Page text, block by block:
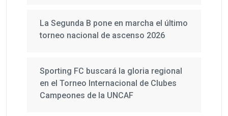
La Segunda B pone en marcha el último
torneo nacional de ascenso 2026
Sporting FC buscará la gloria regional
en el Torneo Internacional de Clubes
Campeones de la UNCAF